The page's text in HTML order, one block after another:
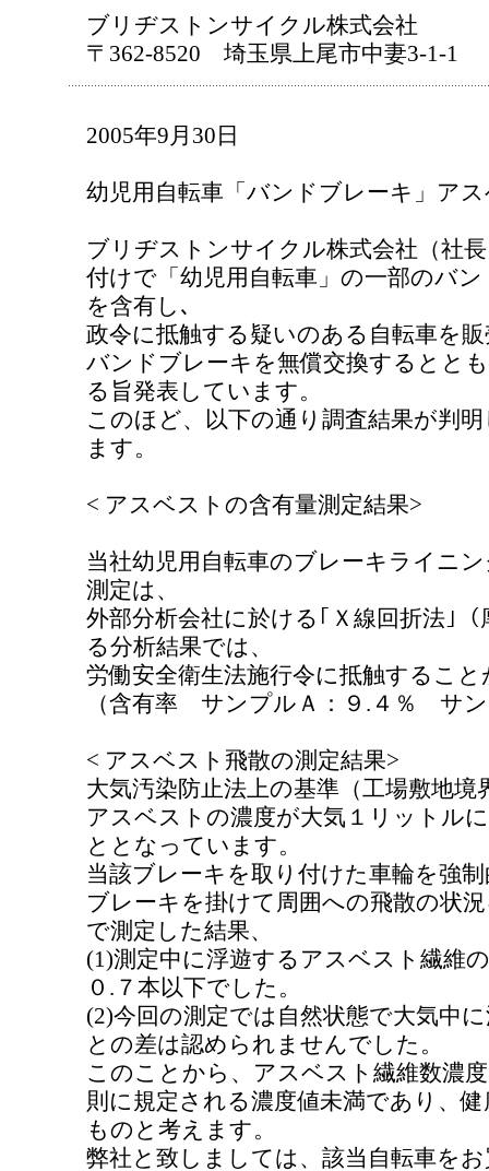
ブリヂストンサイクル株式会社
〒362-8520 埼玉県上尾市中妻3-1-1
2005年9月30日
幼児用自転車「バンドブレーキ」ア
ブリヂストンサイクル株式会社（社
付けで「幼児用自転車」の一部のバ
を含有し､
政令に抵触する疑いのある自転車を
バンドブレーキを無償交換するとと
る旨発表しています。
このほど、以下の通り調査結果が判
ます。
< アスベストの含有量測定結果>
当社幼児用自転車のブレーキライニ
測定は、
外部分析会社に於ける｢Ｘ線回折法｣
る分析結果では、
労働安全衛生法施行令に抵触するこ
（含有率 サンプルＡ：９.４％ サン
< アスベスト飛散の測定結果>
大気汚染防止法上の基準（工場敷地境
アスベストの濃度が大気１リットル
ととなっています。
当該ブレーキを取り付けた車輪を強
ブレーキを掛けて周囲への飛散の状
で測定した結果、
(1)測定中に浮遊するアスベスト繊維
０.７本以下でした。
(2)今回の測定では自然状態で大気中
との差は認められませんでした。
このことから、アスベスト繊維数濃
則に規定される濃度値未満であり、
ものと考えます。
弊社と致しましては、該当自転車を